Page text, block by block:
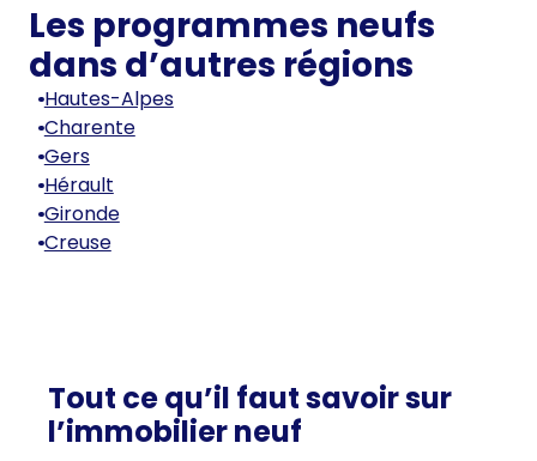
Les programmes neufs
dans d’autres régions
Hautes-Alpes
Charente
Gers
Hérault
Gironde
Creuse
Tout ce qu’il faut savoir sur
l’immobilier neuf